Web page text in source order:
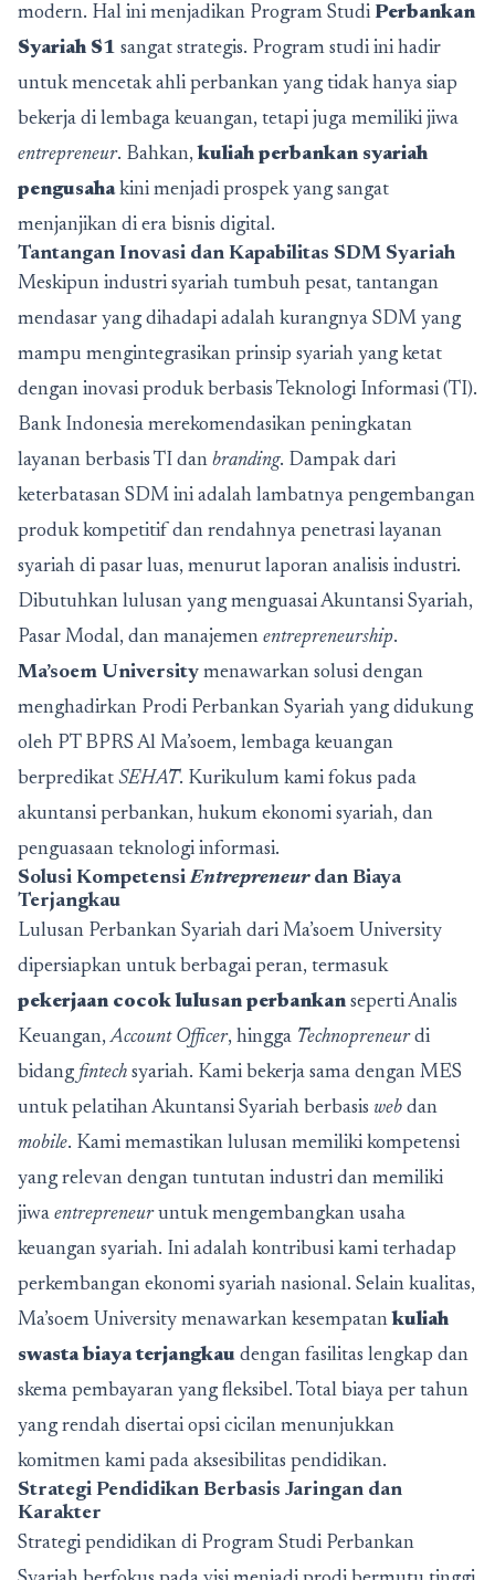
modern. Hal ini menjadikan Program Studi Perbankan
Syariah S1 sangat strategis. Program studi ini hadir
untuk mencetak ahli perbankan yang tidak hanya siap
bekerja di lembaga keuangan, tetapi juga memiliki jiwa
entrepreneur. Bahkan, kuliah perbankan syariah
pengusahakini menjadi prospek yang sangat
menjanjikan di era bisnis digital.
Tantangan Inovasi dan Kapabilitas SDM Syariah
Meskipun industri syariah tumbuh pesat, tantangan
mendasar yang dihadapi adalah kurangnya SDM yang
mampu mengintegrasikan prinsip syariah yang ketat
dengan inovasi produk berbasis Teknologi Informasi (TI).
Bank Indonesia merekomendasikan peningkatan
layanan berbasis TI dan branding. Dampak dari
keterbatasan SDM ini adalah lambatnya pengembangan
produk kompetitif dan rendahnya penetrasi layanan
syariah di pasar luas, menurut laporan analisis industri.
Dibutuhkan lulusan yang menguasai Akuntansi Syariah,
Pasar Modal, dan manajemen entrepreneurship.
Ma’soem University menawarkan solusi dengan
menghadirkan Prodi Perbankan Syariah yang didukung
oleh PT BPRS Al Ma’soem, lembaga keuangan
berpredikat SEHAT. Kurikulum kami fokus pada
akuntansi perbankan, hukum ekonomi syariah, dan
penguasaan teknologi informasi.
Solusi KompetensiEntrepreneurdan Biaya
Terjangkau
Lulusan Perbankan Syariah dari Ma’soem University
dipersiapkan untuk berbagai peran, termasuk
pekerjaan cocok lulusan perbankan seperti Analis
Keuangan,Account Officer, hingga Technopreneurdi
bidang fintech syariah. Kami bekerja sama dengan MES
untuk pelatihan Akuntansi Syariah berbasis web dan
mobile. Kami memastikan lulusan memiliki kompetensi
yang relevan dengan tuntutan industri dan memiliki
jiwa entrepreneuruntuk mengembangkan usaha
keuangan syariah. Ini adalah kontribusi kami terhadap
perkembangan ekonomi syariah nasional. Selain kualitas,
Ma’soem University menawarkan kesempatan kuliah
swasta biaya terjangkau dengan fasilitas lengkap dan
skema pembayaran yang fleksibel. Total biaya per tahun
yang rendah disertai opsi cicilan menunjukkan
komitmen kami pada aksesibilitas pendidikan.
Strategi Pendidikan Berbasis Jaringan dan
Karakter
Strategi pendidikan di Program Studi Perbankan